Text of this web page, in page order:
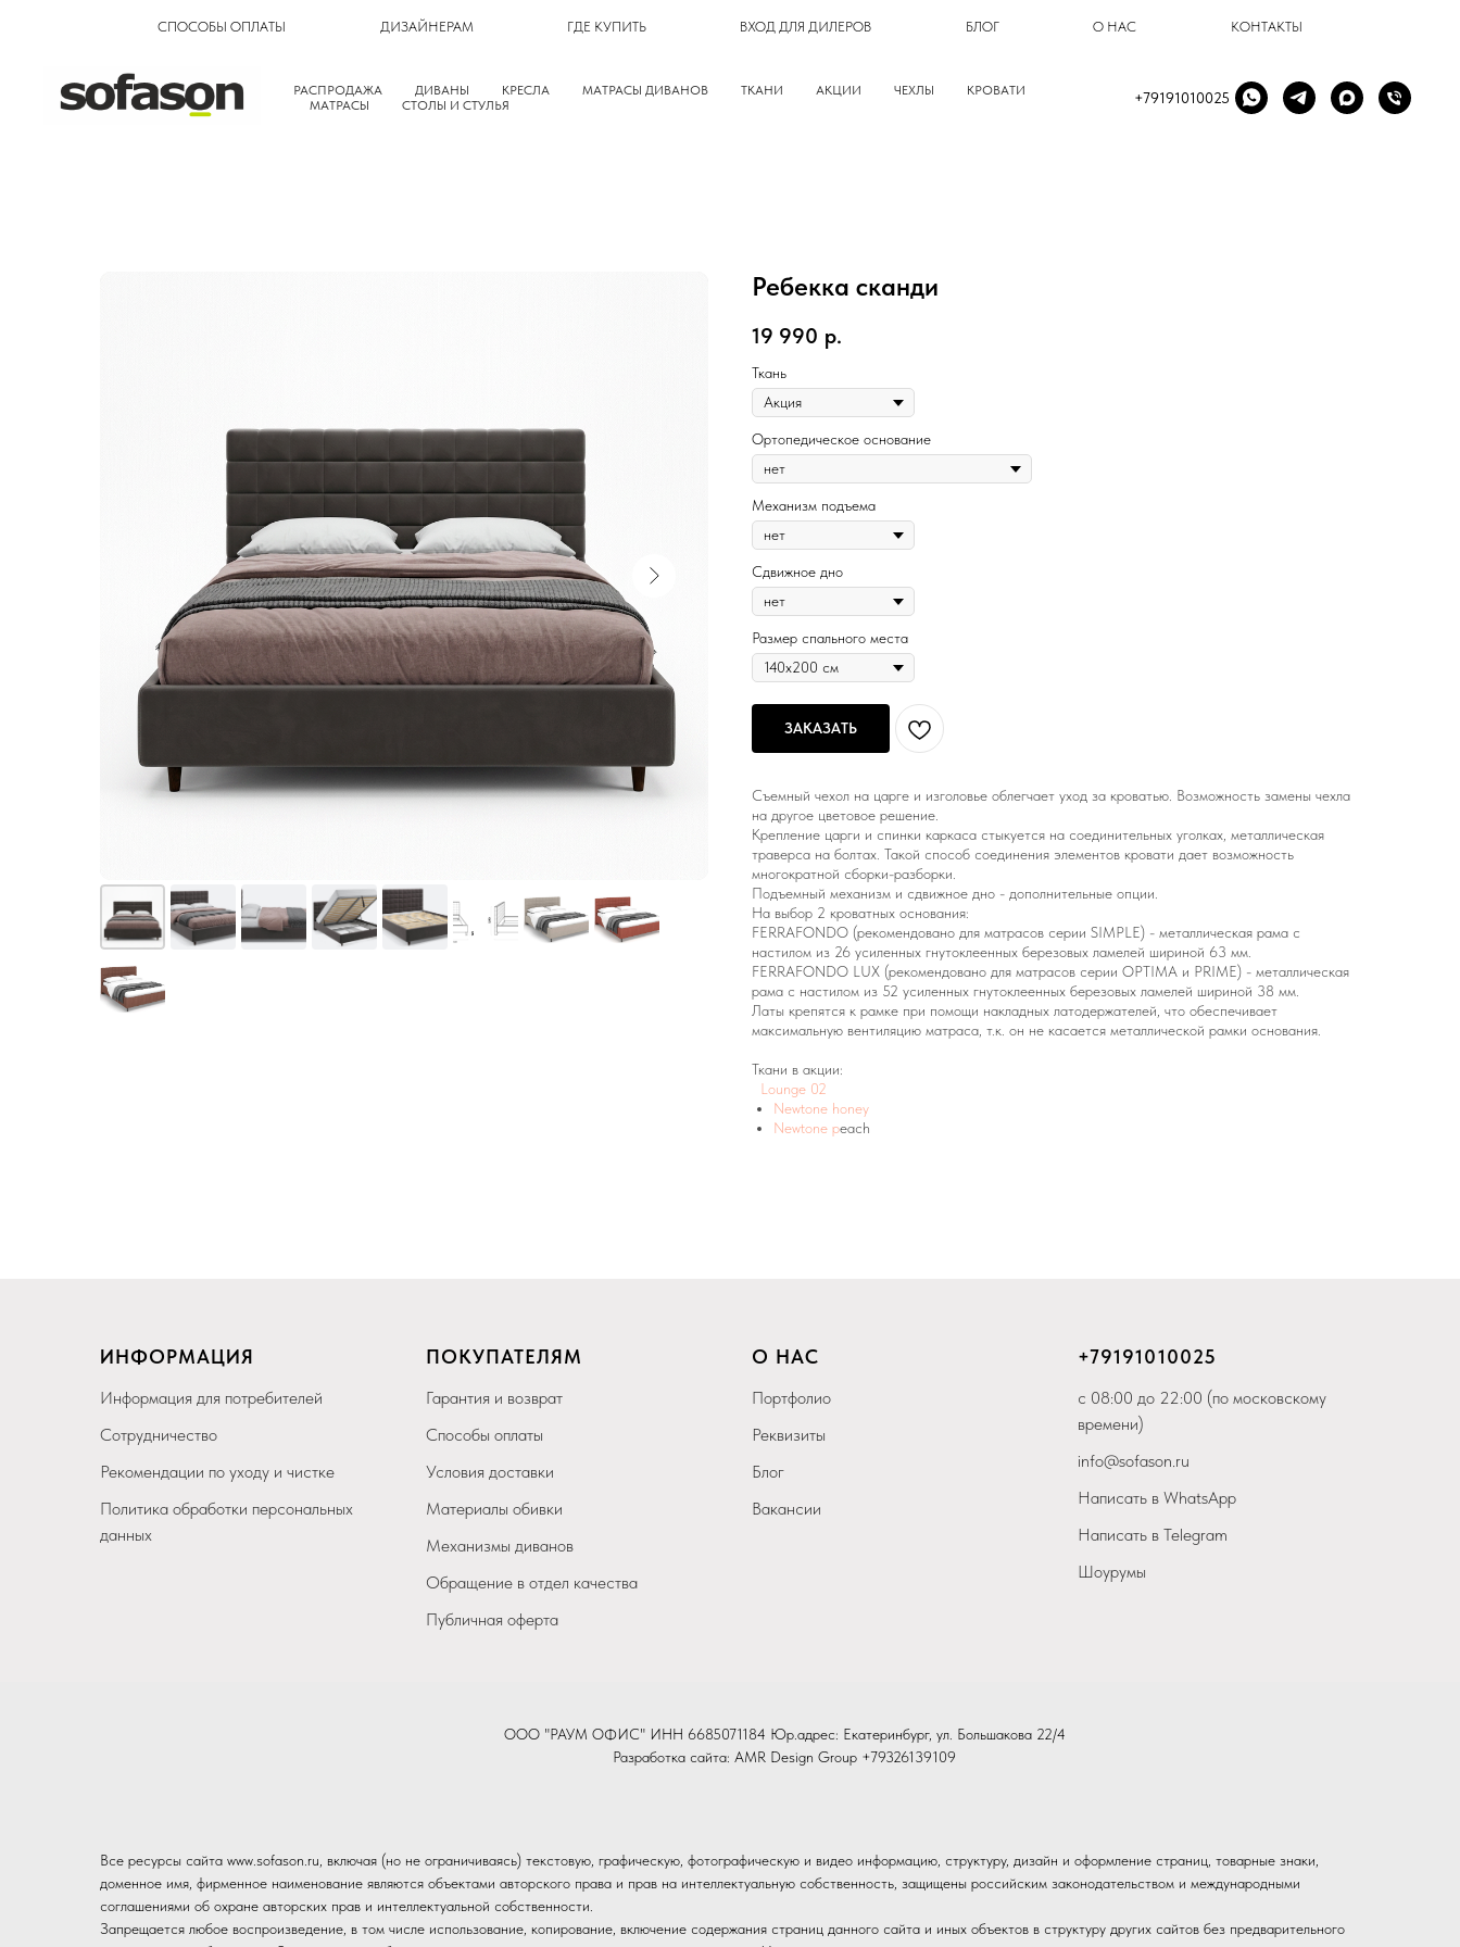
СПОСОБЫ ОПЛАТЫ ДИЗАЙНЕРАМ ГДЕ КУПИТЬ ВХОД ДЛЯ ДИЛЕРОВ БЛОГ О НАС КОНТАКТЫ
РАСПРОДАЖА ДИВАНЫ КРЕСЛА МАТРАСЫ ДИВАНОВ ТКАНИ АКЦИИ ЧЕХЛЫ
КРОВАТИ
МАТРАСЫ
СТОЛЫ И СТУЛЬЯ +79191010025
Ребекка сканди
19 990 р.
Ткань
Ортопедическое основание
Механизм подъема
Сдвижное дно
Размер спального места
ЗАКАЗАТЬ
Съемный чехол на царге и изголовье облегчает уход за кроватью. Возможность замены чехла
на другое цветовое решение.
Крепление царги и спинки каркаса стыкуется на соединительных уголках, металлическая
траверса на болтах. Такой способ соединения элементов кровати дает возможность
многократной сборки-разборки.
Подъемный механизм и сдвижное дно - дополнительные опции.
На выбор 2 кроватных основания:
FERRAFONDO (рекомендовано для матрасов серии SIMPLE) - металлическая рама с
настилом из 26 усиленных гнутоклеенных березовых ламелей шириной 63 мм.
FERRAFONDO LUX (рекомендовано для матрасов серии OPTIMA и PRIME) - металлическая
рама с настилом из 52 усиленных гнутоклеенных березовых ламелей шириной 38 мм.
Латы крепятся к рамке при помощи накладных латодержателей, что обеспечивает
максимальную вентиляцию матраса, т.к. он не касается металлической рамки основания.
Ткани в акции:
Lounge 02
Newtonе honey
Newtone peach
ИНФОРМАЦИЯ
Информация для потребителей
Сотрудничество
Рекомендации по уходу и чистке
Политика обработки персональных
данных
ПОКУПАТЕЛЯМ
Гарантия и возврат
Способы оплаты
Условия доставки
Материалы обивки
Механизмы диванов
Обращение в отдел качества
Публичная оферта
О НАС
Портфолио
Реквизиты
Блог
Вакансии
+79191010025
с 08:00 до 22:00 (по московскому
времени)
info@sofason.ru
Написать в WhatsApp
Написать в Telegram
Шоурумы
ООО "РАУМ ОФИС" ИНН 6685071184 Юр.адрес: Екатеринбург, ул. Большакова 22/4
Разработка сайта: AMR Design Group +79326139109
Все ресурсы сайта www.sofason.ru, включая (но не ограничиваясь) текстовую, графическую, фотографическую и видео информацию, структуру, дизайн и оформление страниц, товарные знаки,
доменное имя, фирменное наименование являются объектами авторского права и прав на интеллектуальную собственность, защищены российским законодательством и международными
соглашениями об охране авторских прав и интеллектуальной собственности.
Запрещается любое воспроизведение, в том числе использование, копирование, включение содержания страниц данного сайта и иных объектов в структуру других сайтов без предварительного